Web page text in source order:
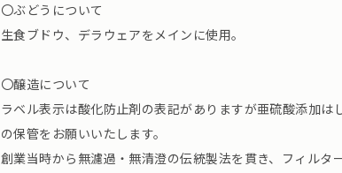
〇ぶどうについて
生食ブドウ、デラウェアをメインに使用。
〇醸造について
ラベル表示は酸化防止剤の表記がありますが亜硫酸添加は
の保管をお願いいたします。
創業当時から無濾過・無清澄の伝統製法を貫き、フィルタ